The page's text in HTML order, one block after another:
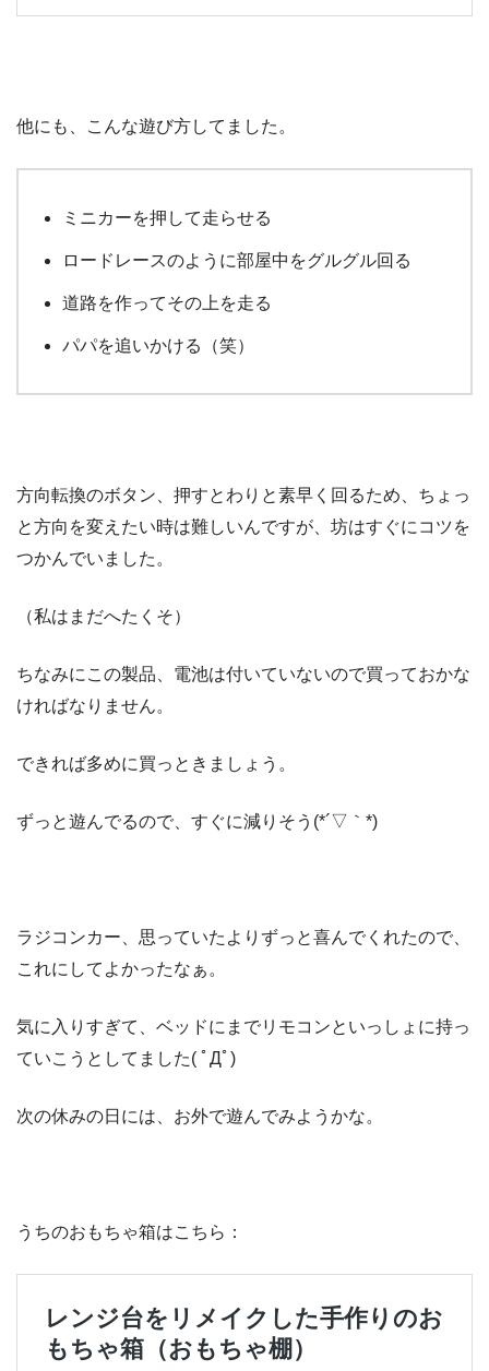
他にも、こんな遊び方してました。
ミニカーを押して走らせる
ロードレースのように部屋中をグルグル回る
道路を作ってその上を走る
パパを追いかける（笑）
方向転換のボタン、押すとわりと素早く回るため、ちょっ
と方向を変えたい時は難しいんですが、坊はすぐにコツを
つかんでいました。
（私はまだへたくそ）
ちなみにこの製品、電池は付いていないので買っておかな
ければなりません。
できれば多めに買っときましょう。
ずっと遊んでるので、すぐに減りそう(*´▽｀*)
ラジコンカー、思っていたよりずっと喜んでくれたので、
これにしてよかったなぁ。
気に入りすぎて、ベッドにまでリモコンといっしょに持っ
ていこうとしてました( ﾟДﾟ)
次の休みの日には、お外で遊んでみようかな。
うちのおもちゃ箱はこちら：